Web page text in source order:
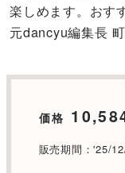
楽しめます。おす
元dancyu編集長
価格
販売期間：'25/